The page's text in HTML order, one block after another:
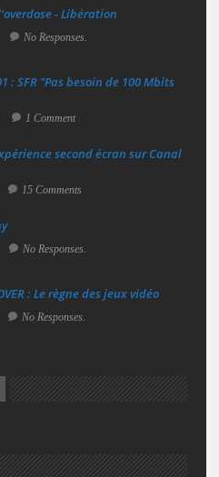
- Libération
No Responses.
: SFR "Pas besoin de 100 Mbits
1 Comment
second écran sur Canal
15 Comments
No Responses.
: Le règne des jeux vidéo
No Responses.